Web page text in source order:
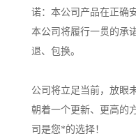
诺：本公司产品在正确
本公司将履行一贯的承
退、包换。
公司将立足当前，放眼
朝着一个更新、更高的
司是您*的选择！